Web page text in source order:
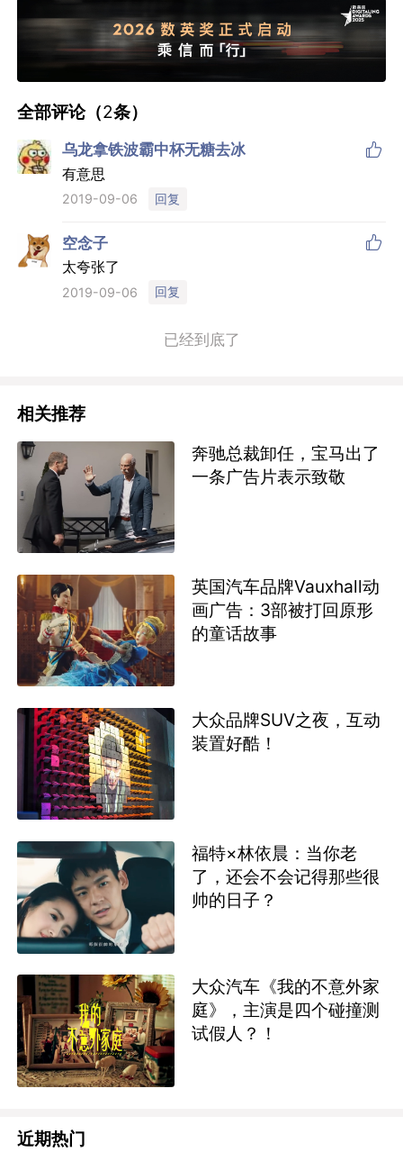
全部评论（2条）
乌龙拿铁波霸中杯无糖去冰 
有意思
2019-09-06 回复
空念子 
太夸张了
2019-09-06 回复
已经到底了
相关推荐
奔驰总裁卸任，宝马出了
一条广告片表示致敬
英国汽车品牌Vauxhall动
画广告：3部被打回原形
的童话故事
大众品牌SUV之夜，互动
装置好酷！
福特×林依晨：当你老
了，还会不会记得那些很
帅的日子？
大众汽车《我的不意外家
庭》，主演是四个碰撞测
试假人？！
近期热门